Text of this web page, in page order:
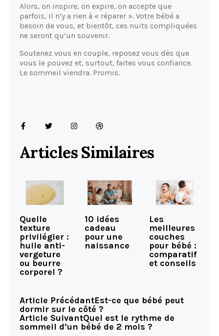
Alors, on inspire, on expire, on accepte que
parfois, il n’y a rien à « réparer ». Votre bébé a
besoin de vous, et bientôt, ces nuits compliquées
ne seront qu’un souvenir.
Soutenez vous en couple, reposez vous dès que
vous le pouvez et, surtout, faites vous confiance.
Le sommeil viendra. Promis.
Articles Similaires
Quelle
texture
privilégier :
huile anti-
vergeture
ou beurre
corporel ?
10 idées
cadeau
pour une
naissance
Les
meilleures
couches
pour bébé :
comparatif
et conseils
Article PrécédantEst-ce que bébé peut
dormir sur le côté ?
Article SuivantQuel est le rythme de
sommeil d’un bébé de 2 mois ?